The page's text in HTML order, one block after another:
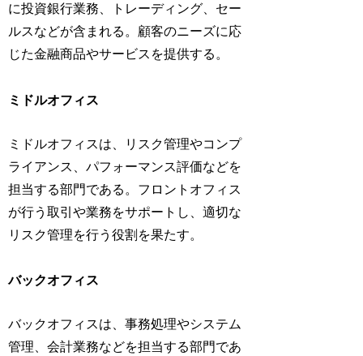
に投資銀行業務、トレーディング、セー
ルスなどが含まれる。顧客のニーズに応
じた金融商品やサービスを提供する。
ミドルオフィス
ミドルオフィスは、リスク管理やコンプ
ライアンス、パフォーマンス評価などを
担当する部門である。フロントオフィス
が行う取引や業務をサポートし、適切な
リスク管理を行う役割を果たす。
バックオフィス
バックオフィスは、事務処理やシステム
管理、会計業務などを担当する部門であ